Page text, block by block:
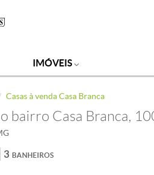
IMÓVEIS
Casas à venda Casa Branca
bairro Casa Branca,
BANHEIROS
3